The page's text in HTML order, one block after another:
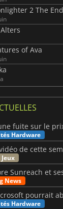
2 The
of Ava
Hardware
Sunreach et
News
pourrait
Hardware